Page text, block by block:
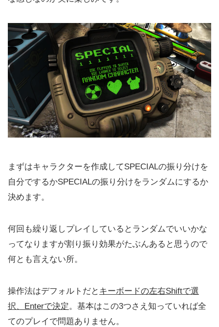
まずはキャラクターを作成してSPECIALの振り分けを
自分でするかSPECIALの振り分けをランダムにするか
決めます。
何回も繰り返しプレイしているとランダムでいいかな
ってなりますが割り振り効果がたぶんあると思うので
何とも言えない所。
操作法はデフォルトだと キーボードの左右Shiftで選
択、Enterで決定。基本はこの3つさえ知っていれば全
てのプレイで問題ありません。